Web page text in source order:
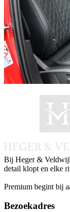
Bij Heger &
detail klopt en elke
Premium begint bij
Bezoekadres